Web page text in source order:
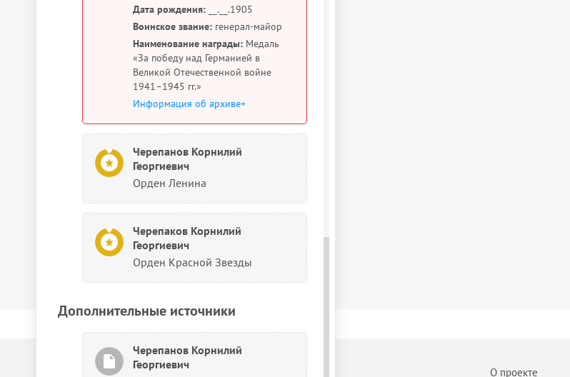
Дата рождения: __.__.1905
Воинское звание: генерал-майор
Наименование награды: Медаль
«За победу над Германией в
Великой Отечественной войне
1941–1945 гг.»
Информация об архиве+
Черепанов Корнилий
Георгиевич
Орден Ленина
Черепаков Корнилий
Георгиевич
Орден Красной Звезды
Дополнительные источники
Черепанов Корнилий
Георгиевич
О проекте